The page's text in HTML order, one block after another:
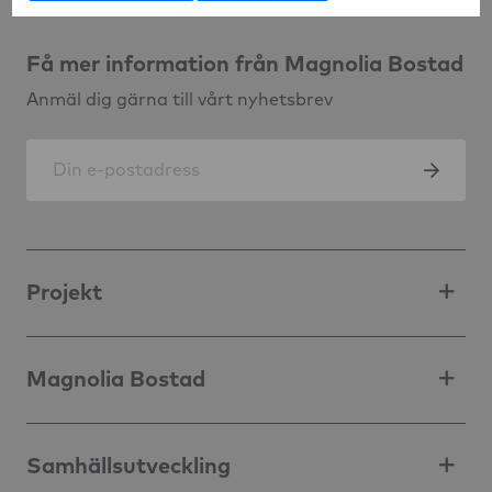
Få mer information från Magnolia Bostad
Anmäl dig gärna till vårt nyhetsbrev
Projekt
Magnolia Bostad
Samhällsutveckling